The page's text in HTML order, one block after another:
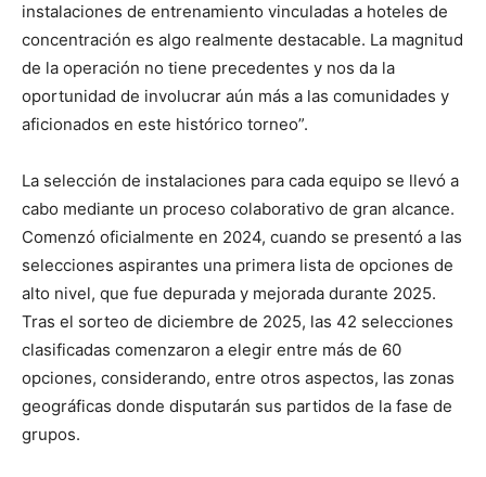
instalaciones de entrenamiento vinculadas a hoteles de
concentración es algo realmente destacable. La magnitud
de la operación no tiene precedentes y nos da la
oportunidad de involucrar aún más a las comunidades y
aficionados en este histórico torneo”.
La selección de instalaciones para cada equipo se llevó a
cabo mediante un proceso colaborativo de gran alcance.
Comenzó oficialmente en 2024, cuando se presentó a las
selecciones aspirantes una primera lista de opciones de
alto nivel, que fue depurada y mejorada durante 2025.
Tras el sorteo de diciembre de 2025, las 42 selecciones
clasificadas comenzaron a elegir entre más de 60
opciones, considerando, entre otros aspectos, las zonas
geográficas donde disputarán sus partidos de la fase de
grupos.